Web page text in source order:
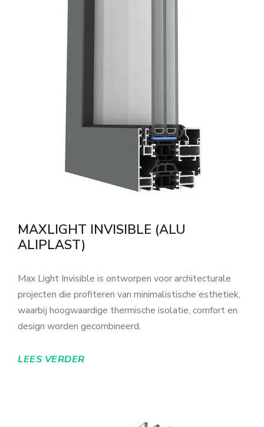
MAXLIGHT INVISIBLE (ALU
ALIPLAST)
Max Light Invisible is ontworpen voor architecturale
projecten die profiteren van minimalistische esthetiek,
waarbij hoogwaardige thermische isolatie, comfort en
design worden gecombineerd.
LEES VERDER